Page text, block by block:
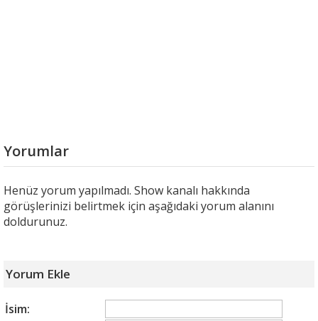
Yorumlar
Henüz yorum yapılmadı. Show kanalı hakkında
görüşlerinizi belirtmek için aşağıdaki yorum alanını
doldurunuz.
Yorum Ekle
İsim: